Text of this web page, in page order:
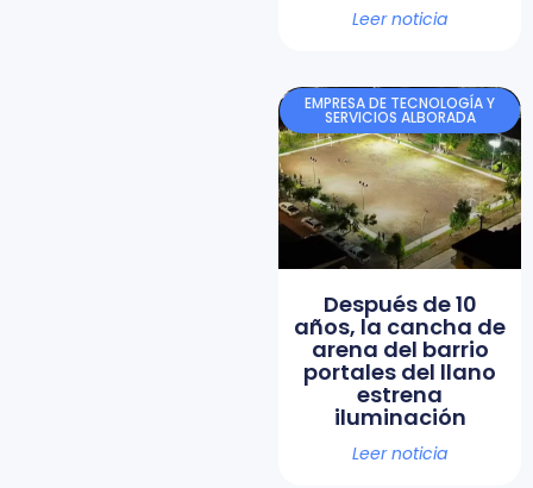
Leer noticia
EMPRESA DE TECNOLOGÍA Y
SERVICIOS ALBORADA
Después de 10
años, la cancha de
arena del barrio
portales del llano
estrena
iluminación
Leer noticia